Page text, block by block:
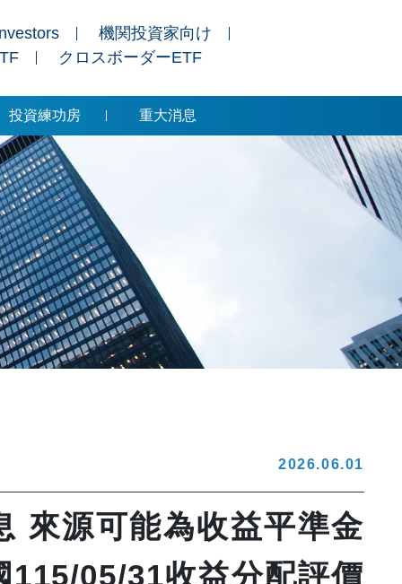
機関投資家向け
クロスボーダーETF
投資練功房 重大消息
2026.06.01
來源可能為收益平準金
05/31收益分配評價